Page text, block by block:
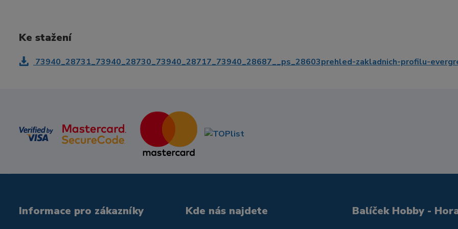
Ke stažení
73940_28731_73940_28730_73940_28717_73940_28687__ps_28603prehled-zakladnich-profilu-
Informace pro zákazníky Kde nás najdete Balíček Hobby -